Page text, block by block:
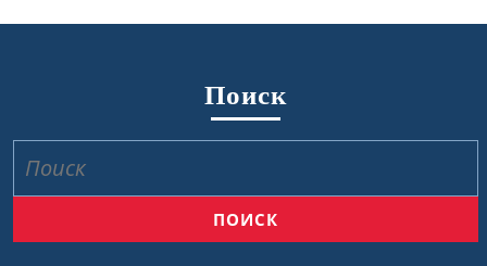
Поиск